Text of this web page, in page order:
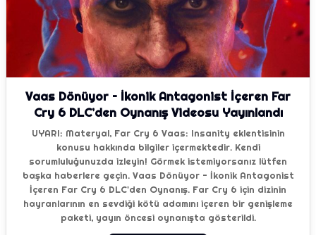
Vaas Dönüyor – İkonik Antagonist İçeren Far
Cry 6 DLC’den Oynanış Videosu Yayınlandı
UYARI: Materyal, Far Cry 6 Vaas: Insanity eklentisinin
konusu hakkında bilgiler içermektedir. Kendi
sorumluluğunuzda izleyin! Görmek istemiyorsanız lütfen
başka haberlere geçin. Vaas Dönüyor - İkonik Antagonist
İçeren Far Cry 6 DLC'den Oynanış. Far Cry 6 için dizinin
hayranlarının en sevdiği kötü adamını içeren bir genişleme
paketi, yayın öncesi oynanışta gösterildi.